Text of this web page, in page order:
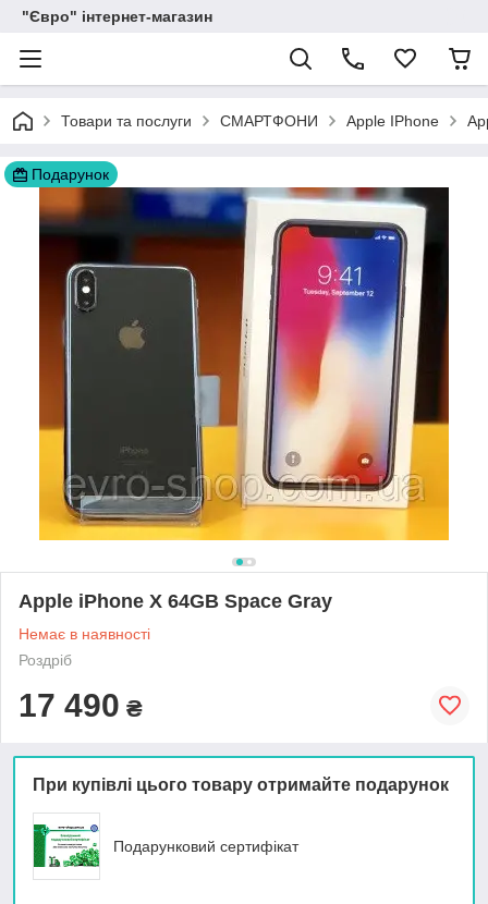
"Євро" інтернет-магазин
Товари та послуги СМАРТФОНИ Apple IPhone
Подарунок
Apple iPhone X 64GB Space Gray
Немає в наявності
Роздріб
17 490 ₴
При купівлі цього товару отримайте подарунок
Подарунковий сертифікат